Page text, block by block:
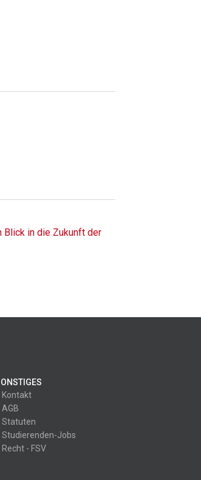
Blick in die Zukunft der
Kontakt
AGB
Statuten
Studierenden-Jobs
Recht - FSV